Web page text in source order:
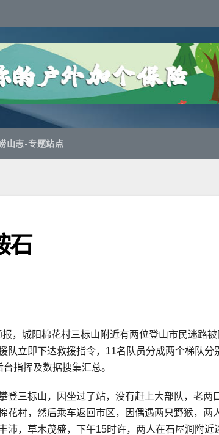
山志-专题站点
石
，城阳棉花村三标山附近有两位登山市民迷路
队立即下达救援指令，11名队员分成两个梯队分
指挥及数据搜集汇总。
登三标山，因坐过了站，没有赶上大部队，老两
花村，然后乘车返回市区，因偶遇两只野猴，两
沛，草木茂盛，下午15时许，两人在石屋涧附近